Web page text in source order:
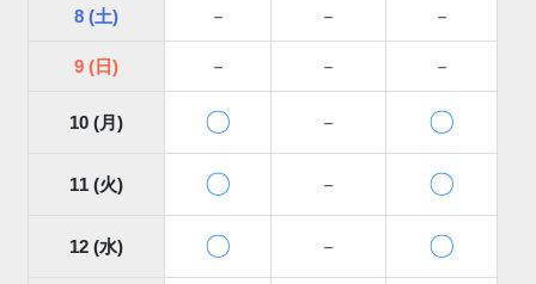
8 (土) － － －
9 (日) － － －
10 (月) 〇 － 〇
11 (火) 〇 － 〇
12 (水) 〇 － 〇